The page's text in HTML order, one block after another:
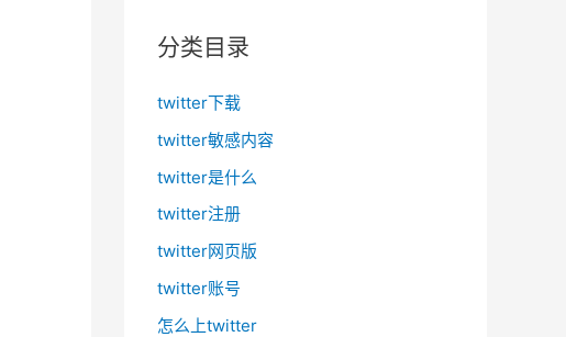
分类目录
twitter下载
twitter敏感内容
twitter是什么
twitter注册
twitter网页版
twitter账号
怎么上twitter